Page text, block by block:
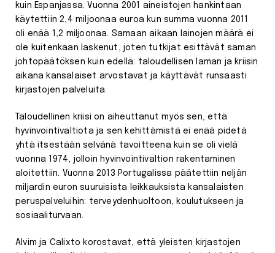
kuin Espanjassa. Vuonna 2001 aineistojen hankintaan
käytettiin 2,4 miljoonaa euroa kun summa vuonna 2011
oli enää 1,2 miljoonaa. Samaan aikaan lainojen määrä ei
ole kuitenkaan laskenut, joten tutkijat esittävät saman
johtopäätöksen kuin edellä: taloudellisen laman ja kriisin
aikana kansalaiset arvostavat ja käyttävät runsaasti
kirjastojen palveluita.
Taloudellinen kriisi on aiheuttanut myös sen, että
hyvinvointivaltiota ja sen kehittämistä ei enää pidetä
yhtä itsestään selvänä tavoitteena kuin se oli vielä
vuonna 1974, jolloin hyvinvointivaltion rakentaminen
aloitettiin. Vuonna 2013 Portugalissa päätettiin neljän
miljardin euron suuruisista leikkauksista kansalaisten
peruspalveluihin: terveydenhuoltoon, koulutukseen ja
sosiaaliturvaan.
Alvim ja Calixto korostavat, että yleisten kirjastojen